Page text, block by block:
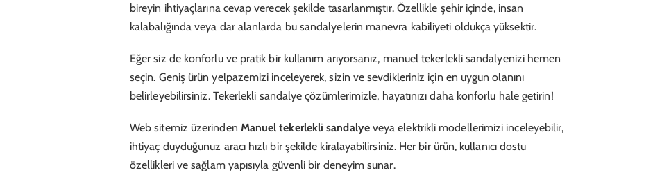
bireyin ihtiyaçlarına cevap verecek şekilde tasarlanmıştır. Özellikle şehir içinde, insan
kalabalığında veya dar alanlarda bu sandalyelerin manevra kabiliyeti oldukça yüksektir.
Eğer siz de konforlu ve pratik bir kullanım arıyorsanız, manuel tekerlekli sandalyenizi hemen
seçin. Geniş ürün yelpazemizi inceleyerek, sizin ve sevdikleriniz için en uygun olanını
belirleyebilirsiniz. Tekerlekli sandalye çözümlerimizle, hayatınızı daha konforlu hale getirin!
Web sitemiz üzerinden Manuel tekerlekli sandalyeveya elektrikli modellerimizi inceleyebilir,
ihtiyaç duyduğunuz aracı hızlı bir şekilde kiralayabilirsiniz. Her bir ürün, kullanıcı dostu
özellikleri ve sağlam yapısıyla güvenli bir deneyim sunar.